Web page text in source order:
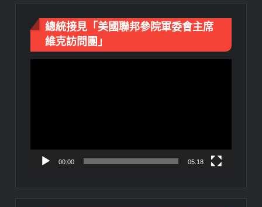
總統接見「美國聯邦參院軍委會主席
維克訪問團」
00:00 05:18